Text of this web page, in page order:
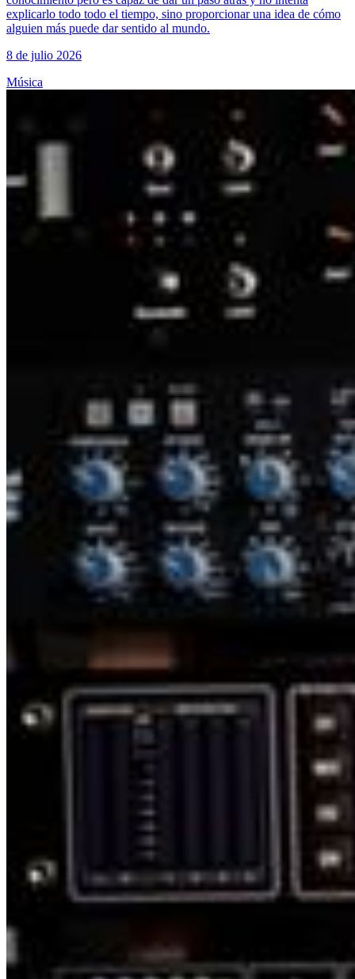
explicarlo todo todo el tiempo, sino proporcionar una idea de cómo
alguien más puede dar sentido al mundo.
8 de julio 2026
Música